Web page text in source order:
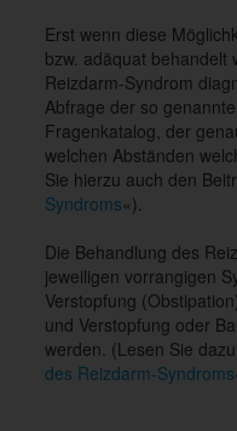
Erst wenn diese
bzw. adäquat behandelt
Reizdarm-Syndrom
Abfrage der so
Fragenkatalog, der
welchen Abständen
Sie hierzu auch den
Syndroms«).
Die Behandlung des
jeweiligen vorrangigen
Verstopfung
und Verstopfung oder
werden. (Lesen Sie
des Reizdarm-Syndroms